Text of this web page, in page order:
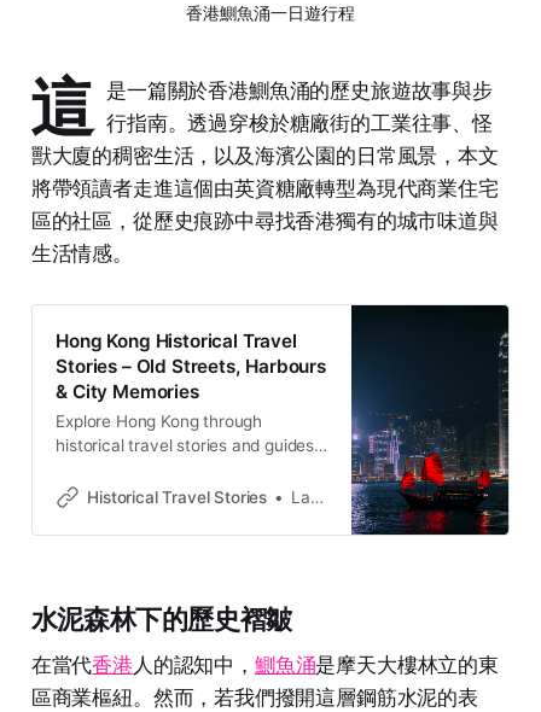
香港鰂魚涌一日遊行程
這 是一篇關於香港鰂魚涌的歷史旅遊故事與步
行指南。透過穿梭於糖廠街的工業往事、怪
獸大廈的稠密生活，以及海濱公園的日常風景，本文
將帶領讀者走進這個由英資糖廠轉型為現代商業住宅
區的社區，從歷史痕跡中尋找香港獨有的城市味道與
生活情感。
Hong Kong Historical Travel
Stories – Old Streets, Harbours
& City Memories
Explore Hong Kong through
historical travel stories and guides.
neighbourhoods filled with
Historical Travel Stories Lawrence
水泥森林下的歷史褶皺
在當代香港人的認知中， 鰂魚涌是摩天大樓林立的東
區商業樞紐。然而，若我們撥開這層鋼筋水泥的表